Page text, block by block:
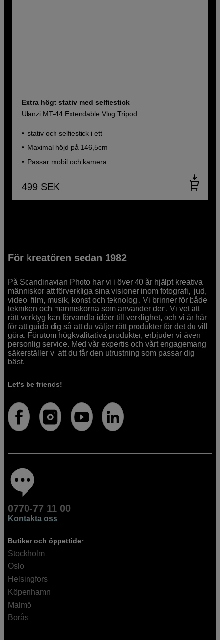
Extra högt stativ med selfiestick
Ulanzi MT-44 Extendable Vlog Tripod
stativ och selfiestick i ett
Maximal höjd på 146,5cm
Passar mobil och kamera
499 SEK
För kreatören sedan 1982
På Scandinavian Photo har vi i över 40 år hjälpt kreativa
människor att förverkliga sina visioner inom fotografi, ljud,
video, film, musik, konst och teknologi. Vi brinner för både
tekniken och människorna som använder den. Vi vet att
rätt verktyg kan förvandla idéer till verklighet, och vi är här
för att guida dig så att du väljer rätt produkter för det du vill
göra. Förutom högkvalitativa produkter, erbjuder vi även
personlig service. Med vår expertis och vårt engagemang
säkerställer vi att du får den utrustning som passar dig
bäst.
Let's be friends!
0770-77 11 00
Kontakta oss
Butiker och öppettider
Stockholm
Oslo
Helsingfors
Köpenhamn
Malmö
Borås